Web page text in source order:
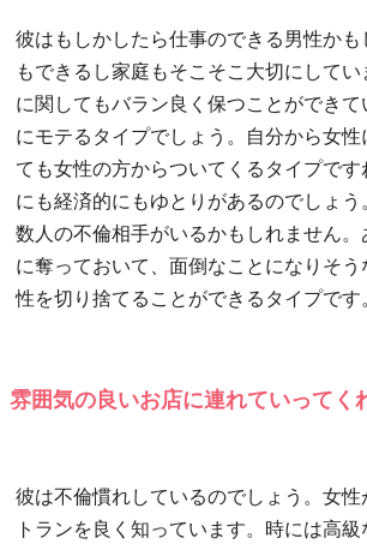
彼はもしかしたら仕事のできる男性か
もできるし家庭もそこそこ大切にして
に関してもバラン良く保つことができ
にモテるタイプでしょう。自分から女性
ても女性の方からついてくるタイプです
にも経済的にもゆとりがあるのでしょう
数人の不倫相手がいるかもしれません。
に奪っておいて、面倒なことになりそ
性を切り捨てることができるタイプです
雰囲気の良いお店に連れていってく
彼は不倫慣れしているのでしょう。女性
トランを良く知っています。時には高